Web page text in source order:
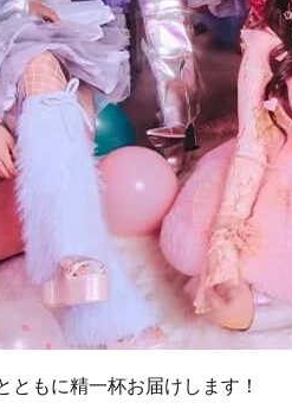
もに精一杯お届けします！